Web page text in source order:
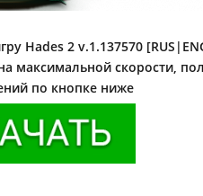
Hades 2 v.1.137570
максимальной скорости,
по кнопке ниже